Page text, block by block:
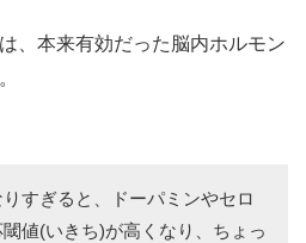
、本来有効だった脳内ホルモン
すぎると、ドーパミンやセロ
値(いきち)が高くなり、ちょっ